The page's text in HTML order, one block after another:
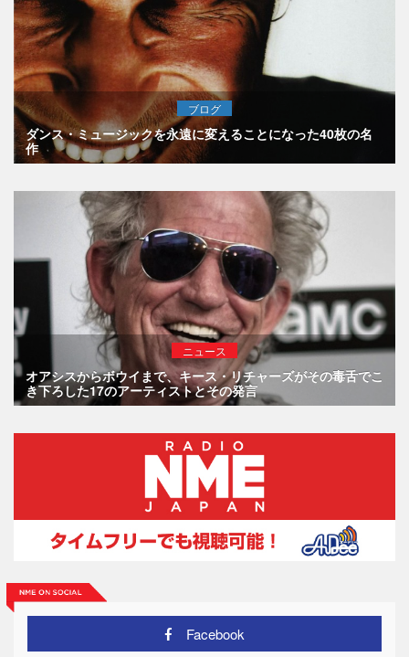
ブログ
ダンス・ミュージックを永遠に変えることになった40枚の名
作
ニュース
オアシスからボウイまで、キース・リチャーズがその毒舌でこ
き下ろした17のアーティストとその発言
Facebook